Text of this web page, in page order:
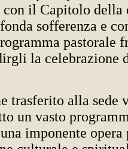
il Capitolo della
sofferenza e
pastorale
la celebrazione
trasferito alla sede
un vasto
imponente opera